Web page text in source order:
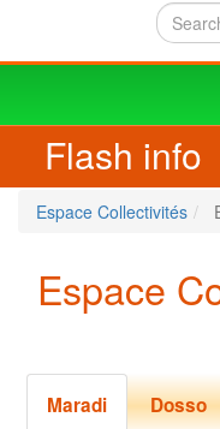
Search
Flash info
Espace Collectivités
Espace
Primary
Maradi(active tab)
Dosso